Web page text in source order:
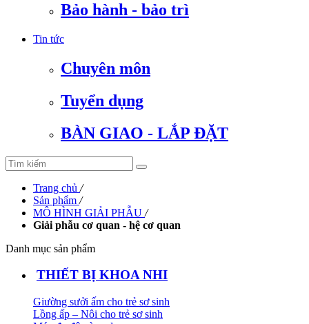
Bảo hành - bảo trì
Tin tức
Chuyên môn
Tuyển dụng
BÀN GIAO - LẮP ĐẶT
Trang chủ /
Sản phẩm /
MÔ HÌNH GIẢI PHẪU /
Giải phẫu cơ quan - hệ cơ quan
Danh mục sản phẩm
THIẾT BỊ KHOA NHI
Giường sưởi ấm cho trẻ sơ sinh
Lồng ấp – Nôi cho trẻ sơ sinh